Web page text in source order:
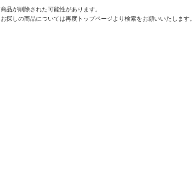
商品が削除された可能性があります。
お探しの商品については再度トップページより検索をお願いいたします。